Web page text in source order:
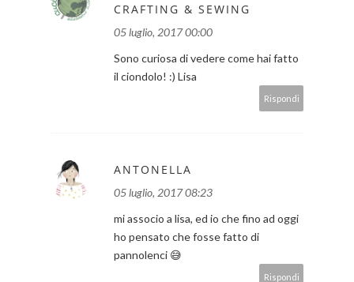
CRAFTING & SEWING
05 luglio, 2017 00:00
Sono curiosa di vedere come hai fatto
il ciondolo! :) Lisa
Rispondi
ANTONELLA
05 luglio, 2017 08:23
mi associo a lisa, ed io che fino ad oggi
ho pensato che fosse fatto di
pannolenci 😅
Rispondi